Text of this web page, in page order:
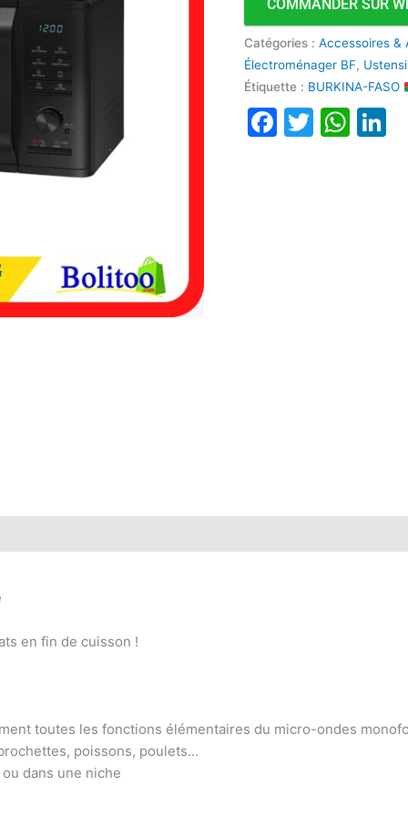
COMMANDER SUR
Catégories :Accessoires &
Électroménager BF,
Étiquette : BURKINA-FASO
en fin de cuisson !
toutes les fonctions élémentaires du micro-ondes
poissons, poulets…
dans une niche